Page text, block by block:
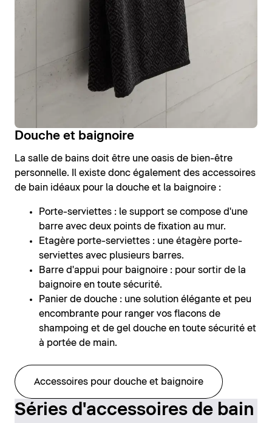
Douche et baignoire
La salle de bains doit être une oasis de bien-être
personnelle. Il existe donc également des accessoires
de bain idéaux pour la douche et la baignoire :
Porte-serviettes : le support se compose d'une
barre avec deux points de fixation au mur.
Etagère porte-serviettes : une étagère porte-
serviettes avec plusieurs barres.
Barre d'appui pour baignoire : pour sortir de la
baignoire en toute sécurité.
Panier de douche : une solution élégante et peu
encombrante pour ranger vos flacons de
shampoing et de gel douche en toute sécurité et
à portée de main.
Accessoires pour douche et baignoire
Séries d'accessoires de bain